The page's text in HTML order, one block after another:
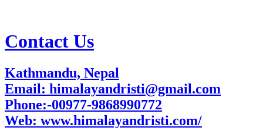
Contact Us
Kathmandu, Nepal
Email: himalayandristi@gmail.com
Phone:-00977-9868990772
Web: www.himalayandristi.com/